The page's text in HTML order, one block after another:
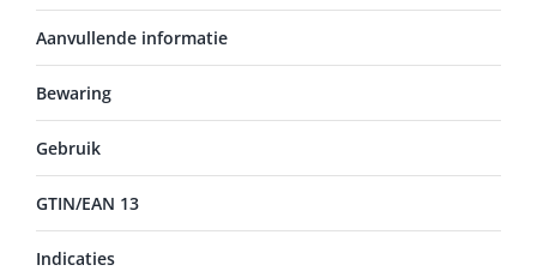
Aanvullende informatie
Bewaring
Gebruik
GTIN/EAN 13
Indicaties